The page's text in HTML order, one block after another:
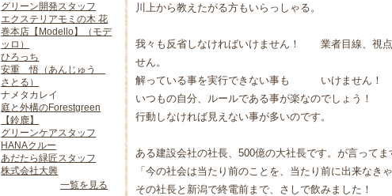
川上から教えたがる方もいらっしゃる。
我々も反省しなければいけません！ 業者目線、視点
せん。
解っている事を実行できない事も いけません！
いつもの自分、ルールである事が楽なのでしょう！
行動しなければ見えない事が多いのです。
ある建設会社の社長、500億の大社長です。が言ってま
「今の社会は当たり前のことを、当たり前に出来なきゃ
その社長と新潟で終電前まで、さしで飲みました！
グリーン開発スタッフ
エクステリアモミの木 花
巻本店【Modello】（モデ
ッロ）
ひろっち
安重 悟（あんじゅう
さとる）
ナメタカレイ
庭と外構のForestgreen
【鈴鹿】
グリーンケアスタッフ
HANAクルー
あだたら緑匠スタッフ
株式会社大興
一覧を見る